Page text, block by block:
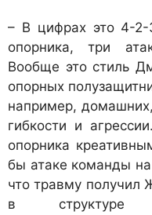
– В цифрах это 4-2-
опорника, три
Вообще это стиль
опорных
например,
гибкости и
опорника
бы атаке команды
что травму получил
в структуре